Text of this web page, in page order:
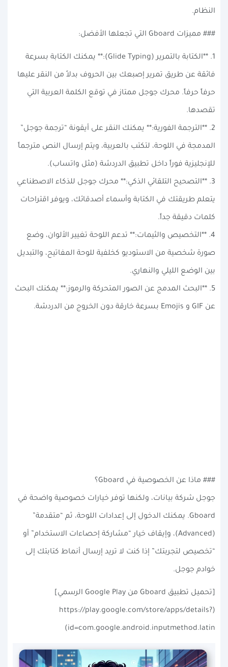
النظام.
### مميزات Gboard التي تجعلها الأفضل:
1. **الكتابة بالتمرير (Glide Typing):** يمكنك الكتابة بسرعة
فائقة عن طريق تمرير إصبعك بين الحروف بدلاً من النقر عليها
حرفاً حرفاً. محرك جوجل ممتاز في توقع الكلمة العربية التي
تقصدها.
2. **الترجمة الفورية:** يمكنك النقر على أيقونة “ترجمة جوجل”
المدمجة في اللوحة، لتكتب بالعربية، ويتم إرسال النص مترجماً
للإنجليزية فوراً داخل تطبيق الدردشة (مثل واتساب).
3. **التصحيح التلقائي الذكي:** محرك جوجل للذكاء الاصطناعي
يتعلم طريقتك في الكتابة وأسماء أصدقائك، ويوفر اقتراحات
كلمات دقيقة جداً.
4. **التخصيص والثيمات:** تدعم اللوحة تغيير الألوان، وضع
صورة شخصية من الاستوديو كخلفية للوحة المفاتيح، والتبديل
بين الوضع الليلي والنهاري.
5. **البحث المدمج عن الصور المتحركة والرموز:** يمكنك البحث
عن GIF و Emojis بسرعة خارقة دون الخروج من الدردشة.
### ماذا عن الخصوصية في Gboard؟
جوجل شركة بيانات، ولكنها توفر خيارات خصوصية واضحة في
Gboard. يمكنك الدخول إلى إعدادات اللوحة، ثم “متقدمة”
(Advanced)، وإيقاف خيار “مشاركة إحصاءات الاستخدام” أو
“تخصيص لتجربتك” إذا كنت لا تريد إرسال أنماط كتابتك إلى
خوادم جوجل.
[تحميل تطبيق Gboard من Google Play الرسمي]
(https://play.google.com/store/apps/details?
id=com.google.android.inputmethod.latin)